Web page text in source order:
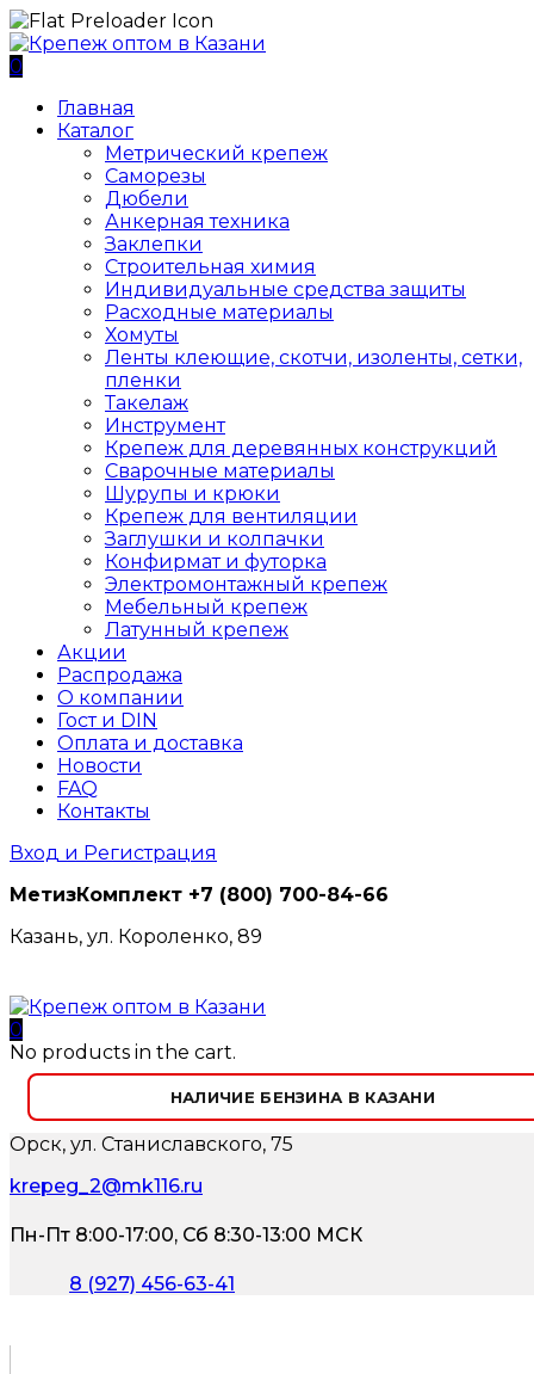
0
Главная
Каталог
Метрический крепеж
Саморезы
Дюбели
Анкерная техника
Заклепки
Строительная химия
Индивидуальные средства защиты
Расходные материалы
Хомуты
Ленты клеющие, скотчи, изоленты, сетки,
пленки
Такелаж
Инструмент
Крепеж для деревянных конструкций
Сварочные материалы
Шурупы и крюки
Крепеж для вентиляции
Заглушки и колпачки
Конфирмат и футорка
Электромонтажный крепеж
Мебельный крепеж
Латунный крепеж
Акции
Распродажа
О компании
Гост и DIN
Оплата и доставка
Новости
FAQ
Контакты
Вход и Регистрация
МетизКомплект +7 (800) 700-84-66
Казань, ул. Короленко, 89
0
No products in the cart.
НАЛИЧИЕ БЕНЗИНА В КАЗАНИ
Орск, ул. Станиславского, 75
krepeg_2@mk116.ru
Пн-Пт 8:00-17:00, Сб 8:30-13:00 МСК
8 (927) 456-63-41